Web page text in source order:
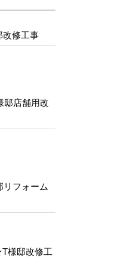
修工事
店舗用改
フォーム
様邸改修工